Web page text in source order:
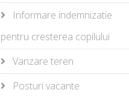
Informare indemnizatie
pentru cresterea copilului
Vanzare teren
Posturi vacante